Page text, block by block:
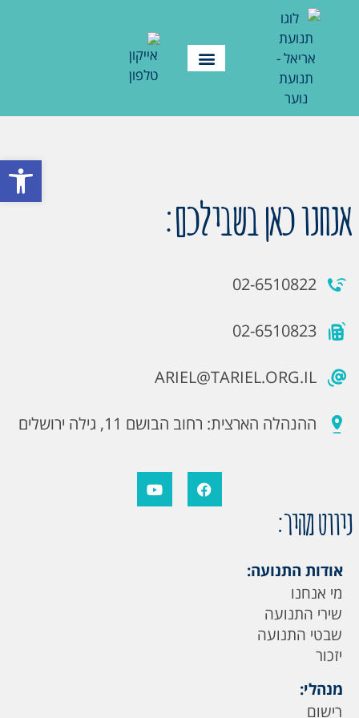
פתח
אנחנו כאן בשבילכם:
02-6510822
02-6510823
ARIEL@TARIEL.ORG.IL
ההנהלה הארצית: רחוב הבושם 11, גילה ירושלים
ניווט מהיר:
אודות התנועה:
מי אנחנו
שירי התנועה
שבטי התנועה
יזכור
מנהלי:
רישום